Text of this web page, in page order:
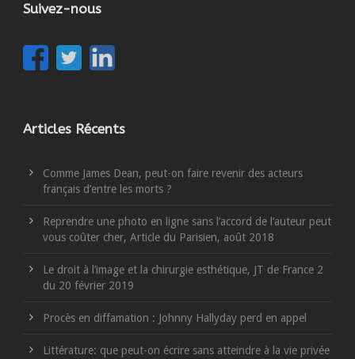
Suivez-nous
Articles Récents
Comme James Dean, peut-on faire revenir des acteurs
français d’entre les morts ?
Reprendre une photo en ligne sans l’accord de l’auteur peut
vous coûter cher, Article du Parisien, août 2018
Le droit à l’image et la chirurgie esthétique, JT de France 2
du 20 février 2019
Procès en diffamation : Johnny Hallyday perd en appel
Littérature: que peut-on écrire sans atteindre à la vie privée